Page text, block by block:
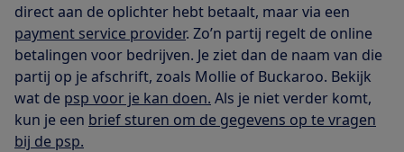
direct aan de oplichter hebt betaalt, maar via een
payment service provider. Zo’n partij regelt de online
betalingen voor bedrijven. Je ziet dan de naam van die
partij op je afschrift, zoals Mollie of Buckaroo. Bekijk
wat de psp voor je kan doen. Als je niet verder komt,
kun je een brief sturen om de gegevens op te vragen
bij de psp.